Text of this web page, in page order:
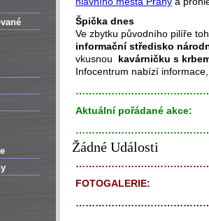
Špička dnes
Ve zbytku původního pilíře
informační středisko
vkusnou kavárničku s
Infocentrum nabízí
Aktuální pořádané akce:
Žádné Události
FOTOGALERIE: